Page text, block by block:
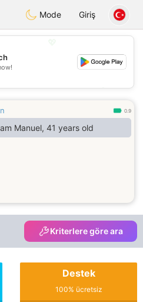
Dating
Mode Giriş
💕
0.9
Manuel, 41 years old
Kriterlere göre ara
Destek
100% ücretsiz